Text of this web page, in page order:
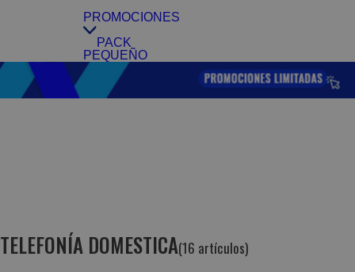
PROMOCIONES
PACK
PEQUEÑO
TELEFONÍA DOMESTICA(16 artículos)